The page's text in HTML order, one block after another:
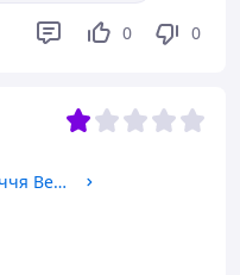
0 0
Зволожувальний гель для обличчя Beauty of Joseon Red Bean Water Gel 100 ml